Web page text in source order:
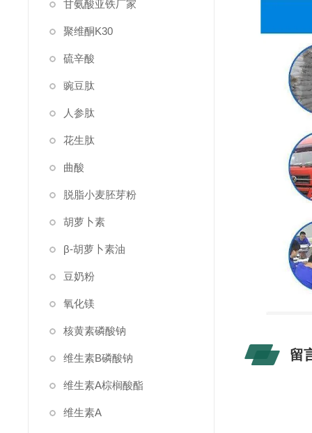
甘氨酸亚铁厂家
聚维酮K30
硫辛酸
豌豆肽
人参肽
花生肽
曲酸
脱脂小麦胚芽粉
胡萝卜素
β-胡萝卜素油
豆奶粉
氧化镁
核黄素磷酸钠
维生素B磷酸钠
维生素A棕榈酸酯
维生素A
留